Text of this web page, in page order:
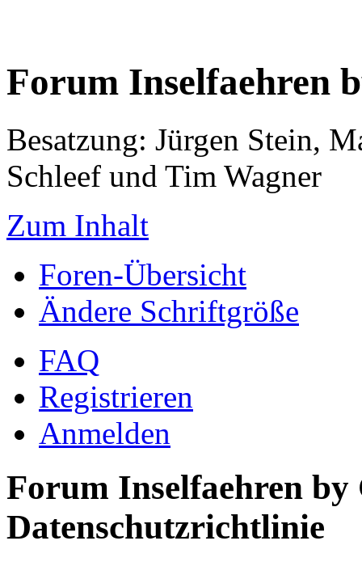
Forum Inselfaehren
Besatzung: Jürgen Stein,
Schleef und Tim Wagner
Zum Inhalt
Foren-Übersicht
Ändere Schriftgröße
FAQ
Registrieren
Anmelden
Forum Inselfaehren by
Datenschutzrichtlinie